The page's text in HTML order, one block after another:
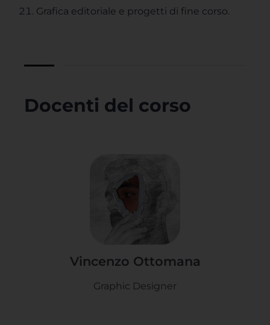
Grafica editoriale e progetti di fine corso.
Docenti del corso
Vincenzo Ottomana
Graphic Designer